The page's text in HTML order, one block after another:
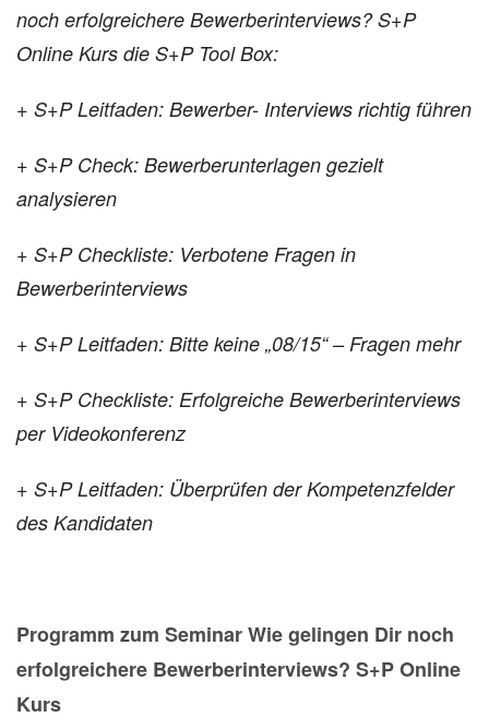
noch erfolgreichere Bewerberinterviews? S+P
Online Kurs die S+P Tool Box:
+ S+P Leitfaden: Bewerber- Interviews richtig führen
+ S+P Check: Bewerberunterlagen gezielt
analysieren
+ S+P Checkliste: Verbotene Fragen in
Bewerberinterviews
+ S+P Leitfaden: Bitte keine „08/15“ – Fragen mehr
+ S+P Checkliste: Erfolgreiche Bewerberinterviews
per Videokonferenz
+ S+P Leitfaden: Überprüfen derKompetenzfelder
des Kandidaten
Programm zum Seminar Wie gelingen Dir noch
erfolgreichere Bewerberinterviews? S+P Online
Kurs